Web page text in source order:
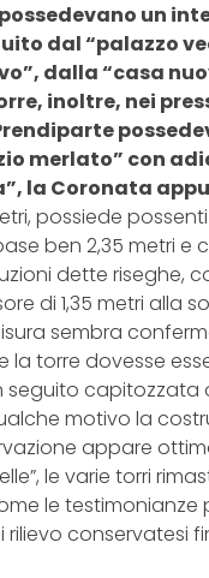
un
dal “palazzo
dalla “casa
inoltre, nei
merlato” con
la Coronata
possiede
ben 2,35 metri e
dette riseghe,
di 1,35 metri alla
sembra
la torre dovesse
seguito capitozzata
motivo la
appare
le varie torri
le testimonianze
rilievo conservatesi